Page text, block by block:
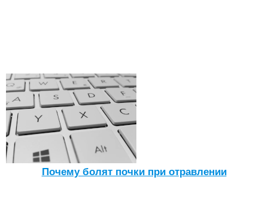
Почему болят почки при отравлении